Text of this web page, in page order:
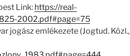
Link: https://real-
2002.pdf#page=75
jogász emlékezete (Jogtud. Közl.,